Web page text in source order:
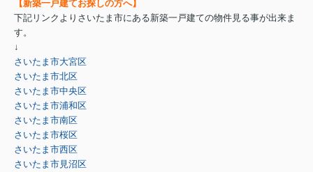
【新築一戸建てお探しの方へ】
下記リンクよりさいたま市にある新築一戸建ての物件見る事が出来ま
す。
↓
さいたま市大宮区
さいたま市北区
さいたま市中央区
さいたま市浦和区
さいたま市南区
さいたま市桜区
さいたま市西区
さいたま市見沼区